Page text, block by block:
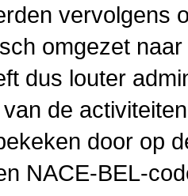
vervolgens
omgezet
dus louter
de
door op
NACE-BEL-